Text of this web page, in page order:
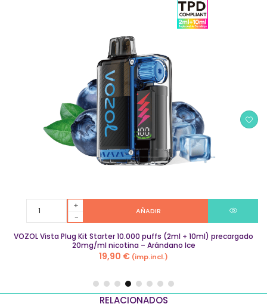
Vista
Kit
AÑADIR
VOZOL Vista Plug Kit Starter 10.000 puffs (2ml + 10ml) precargado
20mg/ml nicotina – Arándano Ice
19,90 € (imp.incl.)
RELACIONADOS